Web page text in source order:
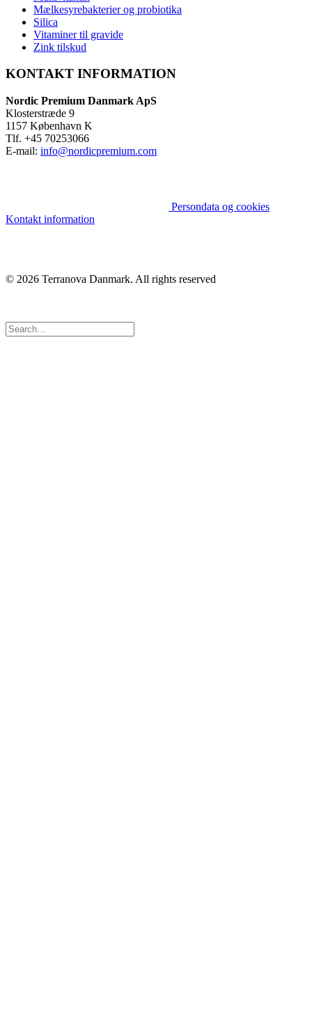
Mælkesyrebakterier og probiotika
Silica
Vitaminer til gravide
Zink tilskud
KONTAKT INFORMATION
Nordic Premium Danmark ApS
Klosterstræde 9
1157 København K
Tlf. +45 70253066
E-mail: info@nordicpremium.com
Persondata og cookies
Kontakt information
© 2026 Terranova Danmark. All rights reserved